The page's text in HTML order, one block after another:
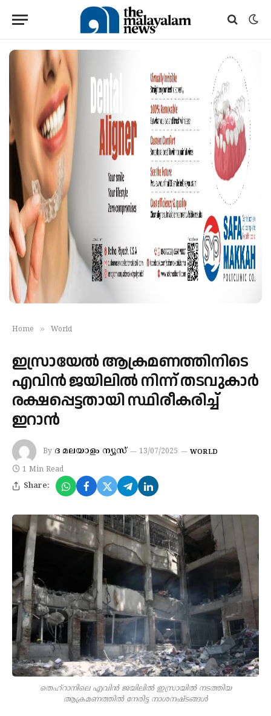
Home » World
ഇസ്രായേൽ ആക്രമണത്തിനിടെ
എവിൻ ജയിലിൽ നിന്ന് തടവുകാർ
രക്ഷപ്പെട്ടതായി സ്ഥിരീകരിച്ച്
ഇറാൻ
By ദ മലയാളം ന്യൂസ് 13/07/2025 WORLD
1 Min Read
Share:
തെഹ്‌റാനിലെ എവിന്‍ ജയിലില്‍ ഇസ്രായില്‍ നടത്തിയ
ആക്രമണത്തില്‍ നേരിട്ട നാശനഷ്ടങ്ങള്‍